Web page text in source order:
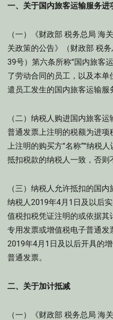
一、关于国内旅客运输服务进
（一）《财政部 税务总局 海
关政策的公告》（财政部 税
39号）第六条所称“国内旅客
了劳动合同的员工，以及本
遣员工发生的国内旅客运输服
（二）纳税人购进国内旅客
普通发票上注明的税额为进
上注明的购买方“名称”“纳税
抵扣税款的纳税人一致，否则
（三）纳税人允许抵扣的国
纳税人2019年4月1日及以后
值税扣税凭证注明的或依据
专用发票或增值税电子普通
2019年4月1日及以后开具的
普通发票。
二、关于加计抵减
（一）《财政部 税务总局 海